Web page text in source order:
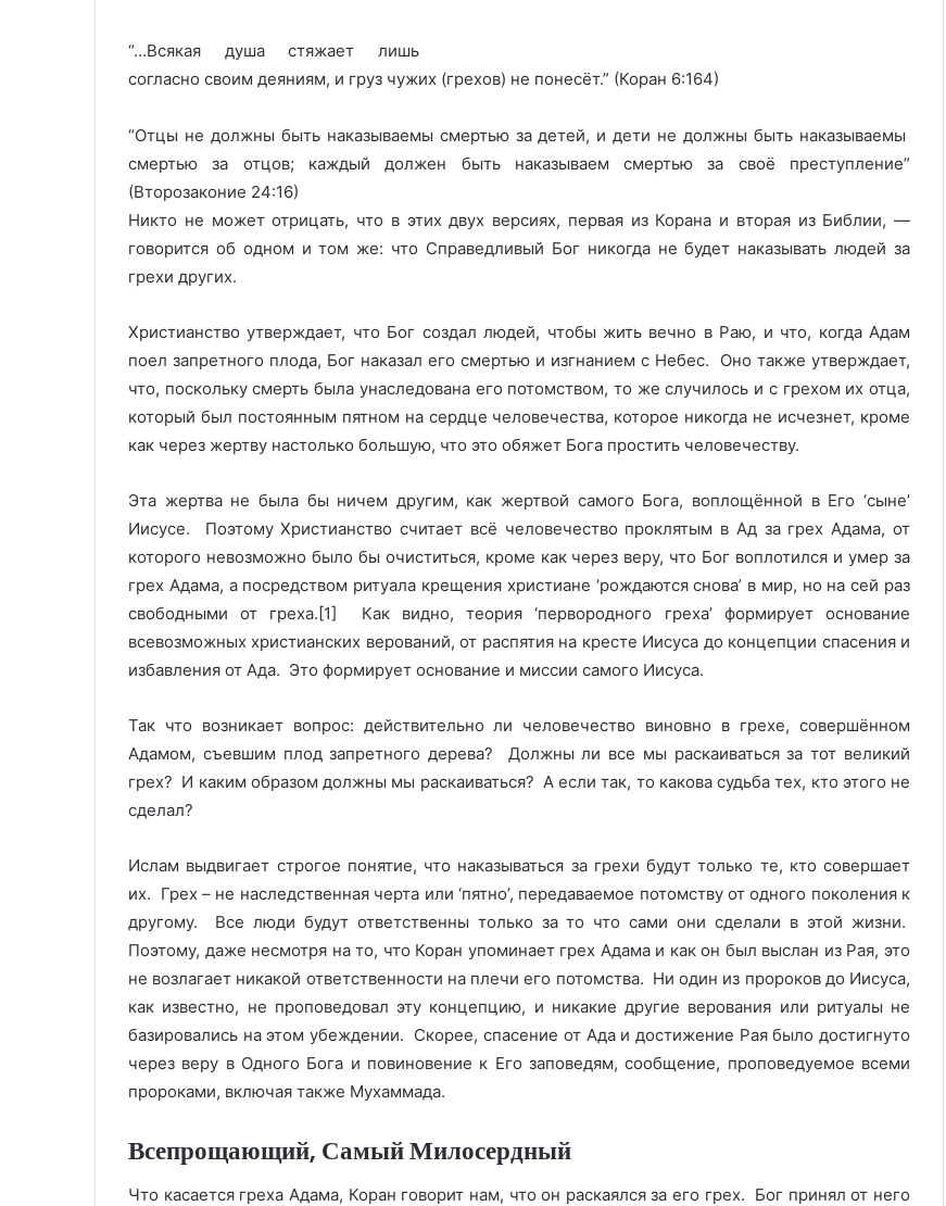
“…Всякая душа стяжает лишь
согласно своим деяниям, и груз чужих (грехов) не понесёт.” (Коран 6:164)
“Отцы не должны быть наказываемы смертью за детей, и дети не должны быть наказываемы
смертью за отцов; каждый должен быть наказываем смертью за своё преступление”
(Второзаконие 24:16)
Никто не может отрицать, что в этих двух версиях, первая из Корана и вторая из Библии, —
говорится об одном и том же: что Справедливый Бог никогда не будет наказывать людей за
грехи других.
Христианство утверждает, что Бог создал людей, чтобы жить вечно в Раю, и что, когда Адам
поел запретного плода, Бог наказал его смертью и изгнанием с Небес. Оно также утверждает,
что, поскольку смерть была унаследована его потомством, то же случилось и с грехом их отца,
который был постоянным пятном на сердце человечества, которое никогда не исчезнет, кроме
как через жертву настолько большую, что это обяжет Бога простить человечеству.
Эта жертва не была бы ничем другим, как жертвой самого Бога, воплощённой в Его ‘сыне’
Иисусе. Поэтому Христианство считает всё человечество проклятым в Ад за грех Адама, от
которого невозможно было бы очиститься, кроме как через веру, что Бог воплотился и умер за
грех Адама, а посредством ритуала крещения христиане ‘рождаются снова’ в мир, но на сей раз
свободными от греха.[1] Как видно, теория ‘первородного греха’ формирует основание
всевозможных христианских верований, от распятия на кресте Иисуса до концепции спасения и
избавления от Ада. Это формирует основание и миссии самого Иисуса.
Так что возникает вопрос: действительно ли человечество виновно в грехе, совершённом
Адамом, съевшим плод запретного дерева? Должны ли все мы раскаиваться за тот великий
грех? И каким образом должны мы раскаиваться? А если так, то какова судьба тех, кто этого не
сделал?
Ислам выдвигает строгое понятие, что наказываться за грехи будут только те, кто совершает
их. Грех – не наследственная черта или ‘пятно’, передаваемое потомству от одного поколения к
другому. Все люди будут ответственны только за то что сами они сделали в этой жизни.
Поэтому, даже несмотря на то, что Коран упоминает грех Адама и как он был выслан из Рая, это
не возлагает никакой ответственности на плечи его потомства. Ни один из пророков до Иисуса,
как известно, не проповедовал эту концепцию, и никакие другие верования или ритуалы не
базировались на этом убеждении. Скорее, спасение от Ада и достижение Рая было достигнуто
через веру в Одного Бога и повиновение к Его заповедям, сообщение, проповедуемое всеми
пророками, включая также Мухаммада.
Всепрощающий, Самый Милосердный
Что касается греха Адама, Коран говорит нам, что он раскаялся за его грех. Бог принял от него